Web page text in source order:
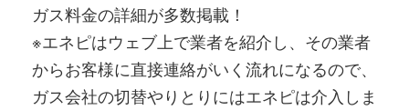
ガス料金の詳細が多数掲載！
※エネピはウェブ上で業者を紹介し、その業者
からお客様に直接連絡がいく流れになるので、
ガス会社の切替やりとりにはエネピは介入しま